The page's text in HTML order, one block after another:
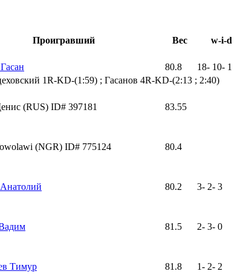
Проигравший Вес
w-i-d
80.8 18- 10- 1
1R-KD-(1:59) ; Гасанов 4R-KD-(2:13 ; 2:40)
(RUS) ID# 397181
83.55
(NGR) ID# 775124
80.4
80.2 3- 2- 3
81.5 2- 3- 0
Тимур 81.8 1- 2- 2